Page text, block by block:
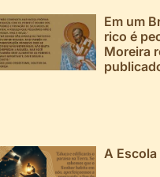
Em um
rico é
Moreira
A